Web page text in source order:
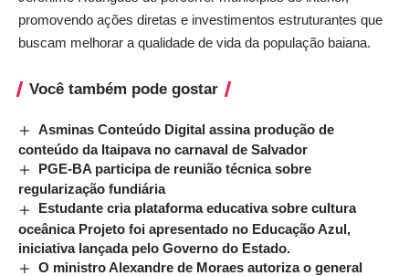
promovendo ações diretas e investimentos estruturantes que
buscam melhorar a qualidade de vida da população baiana.
Você também pode gostar
Asminas Conteúdo Digital assina produção de
conteúdo da Itaipava no carnaval de Salvador
PGE-BA participa de reunião técnica sobre
regularização fundiária
Estudante cria plataforma educativa sobre cultura
oceânica Projeto foi apresentado no Educação Azul,
iniciativa lançada pelo Governo do Estado.
O ministro Alexandre de Moraes autoriza o general